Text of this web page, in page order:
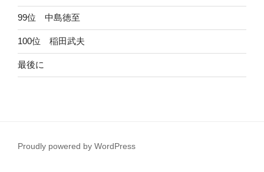
99位 中島徳至
100位 稲田武夫
最後に
Proudly powered by WordPress